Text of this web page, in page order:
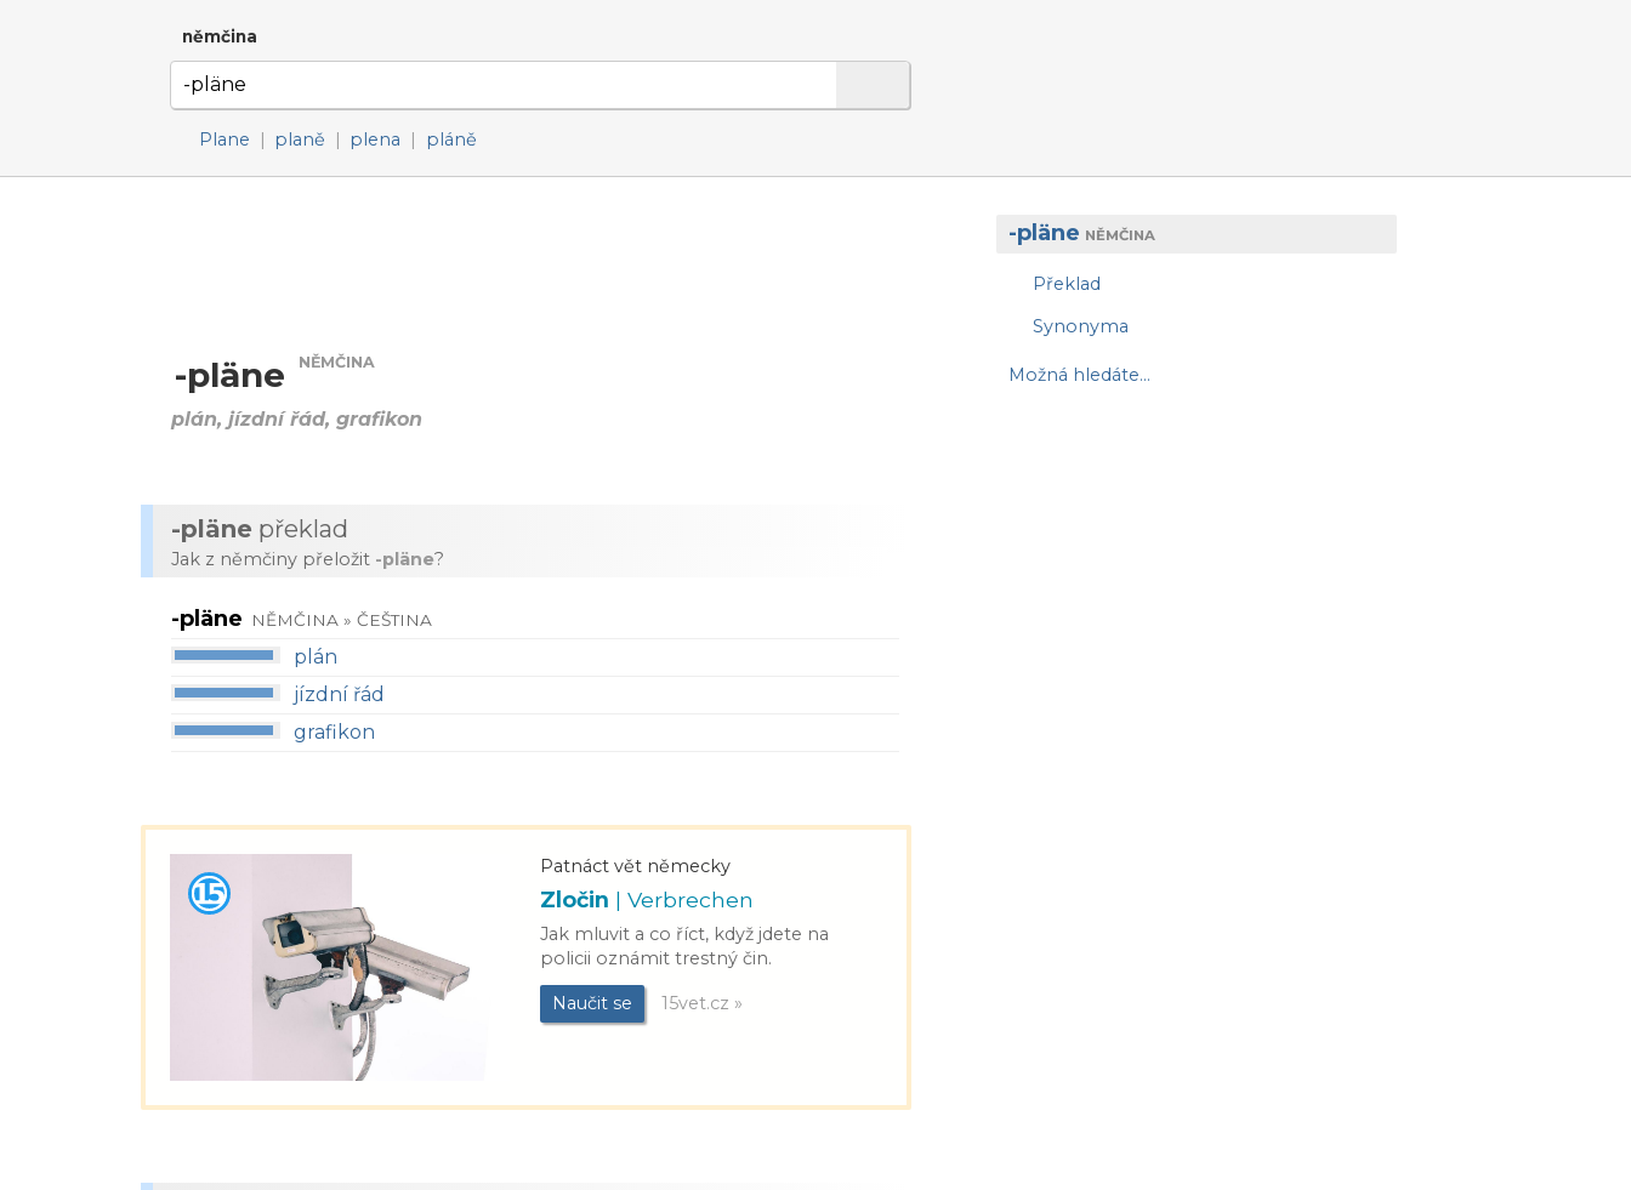
němčina
Plane | planě | plena | pláně
-pläne NĚMČINA
Překlad
Synonyma
Možná hledáte...
-pläne NĚMČINA
plán, jízdní řád, grafikon
-pläne překlad
Jak z němčiny přeložit -pläne?
-pläne NĚMČINA » ČEŠTINA
plán
jízdní řád
grafikon
Patnáct vět německy
Zločin | Verbrechen
Jak mluvit a co říct, když jdete na
policii oznámit trestný čin.
Naučit se 15vet.cz »